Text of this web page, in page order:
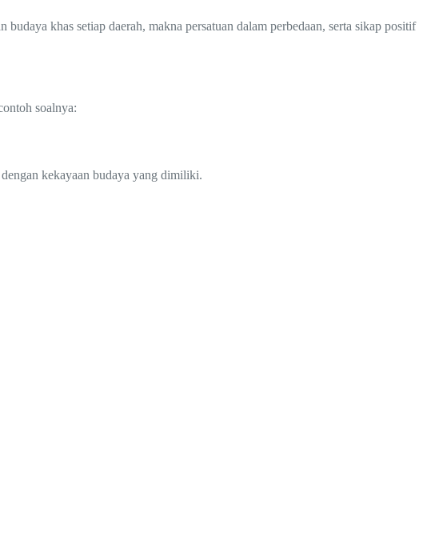
khas setiap daerah, makna persatuan dalam perbedaan, serta sikap positif
soalnya:
kekayaan budaya yang dimiliki.